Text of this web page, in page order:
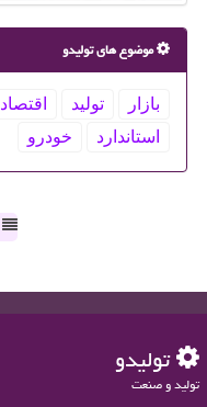
موضوع های تولیدو
بازار تولید اقتصاد
استاندارد
خودرو
تولیدو
تولید و صنعت